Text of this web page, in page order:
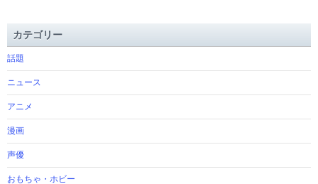
カテゴリー
話題
ニュース
アニメ
漫画
声優
おもちゃ・ホビー